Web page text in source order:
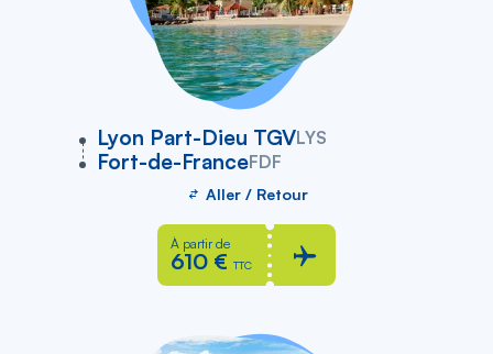
Lyon Part-Dieu TGVLYS
vers
Fort-de-FranceFDF
Aller / Retour
À partir de
610 € TTC